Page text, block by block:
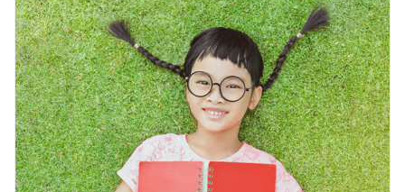
店舗検索/来店予約
商品を探す
メガネ
レンズ